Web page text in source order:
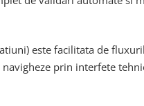
este facilitata de
prin interfete